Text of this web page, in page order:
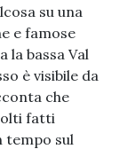
su una
e famose
la bassa Val
è visibile da
che
fatti
tempo sul